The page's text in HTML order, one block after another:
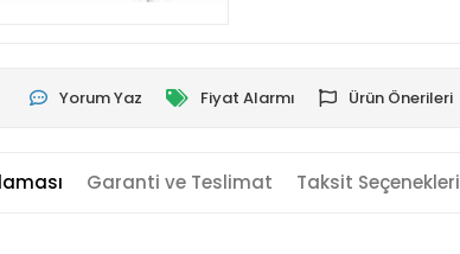
Yorum Yaz Fiyat Alarmı Ürün Önerileri
Garanti ve Teslimat Taksit Seçenekleri